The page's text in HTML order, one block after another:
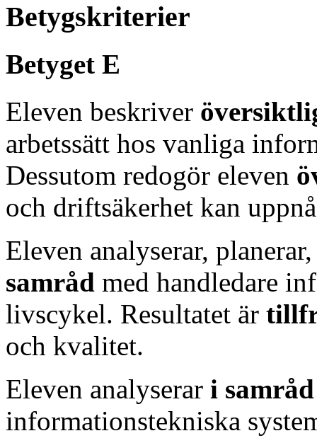
Betygskriterier
Betyget E
Eleven beskriver
arbetssätt hos vanliga
Dessutom redogör eleven
och driftsäkerhet kan
Eleven analyserar,
samråd med handledare
livscykel. Resultatet är
och kvalitet.
Eleven analyserar i
informationstekniska